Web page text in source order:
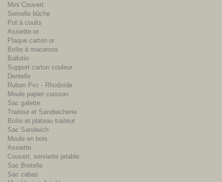
Mini Couvert
Semelle bûche
Pot à coulis
Assiette or
Plaque carton or
Boîte à macarons
Ballotin
Support carton couleur
Dentelle
Ruban Pvc - Rhodoïde
Moule papier cuisson
Sac galette
Traiteur et Sandwicherie
Boîte et plateau traiteur
Sac Sandwich
Moule en bois
Assiette
Couvert, serviette jetable
Sac Bretelle
Sac cabas